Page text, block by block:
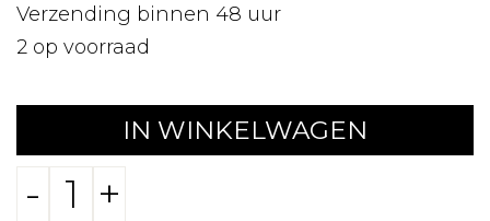
Verzending binnen 48 uur
2 op voorraad
IN WINKELWAGEN
- +